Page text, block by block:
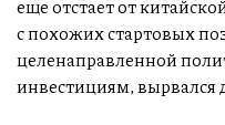
еще отстает от
с похожих стартовых
целенаправленной
инвестициям, вырвался